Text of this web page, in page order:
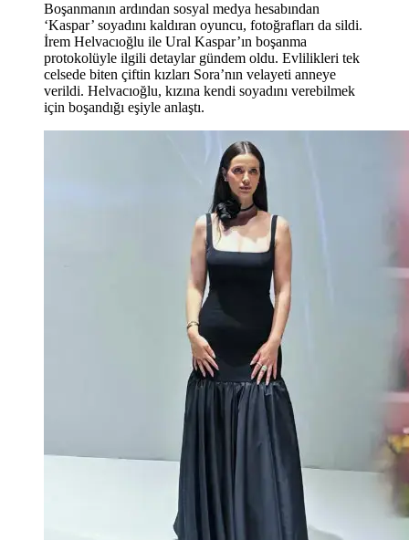
Boşanmanın ardından sosyal medya hesabından
‘Kaspar’ soyadını kaldıran oyuncu, fotoğrafları da sildi.
İrem Helvacıoğlu ile Ural Kaspar’ın boşanma
protokolüyle ilgili detaylar gündem oldu. Evlilikleri tek
celsede biten çiftin kızları Sora’nın velayeti anneye
verildi. Helvacıoğlu, kızına kendi soyadını verebilmek
için boşandığı eşiyle anlaştı.